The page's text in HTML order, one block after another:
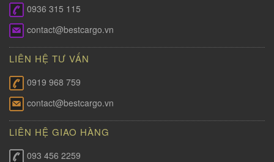
0936 315 115
contact@bestcargo.vn
LIÊN HỆ TƯ VẤN
0919 968 759
contact@bestcargo.vn
LIÊN HỆ GIAO HÀNG
093 456 2259